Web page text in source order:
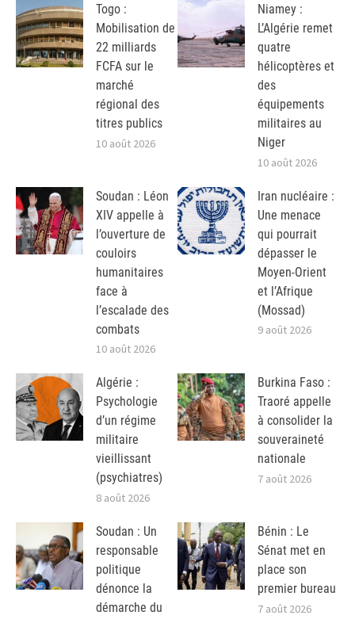
Togo :
Mobilisation de
22 milliards
FCFA sur le
marché
régional des
titres publics
10 août 2026
Niamey :
L’Algérie remet
quatre
hélicoptères et
des
équipements
militaires au
Niger
10 août 2026
Soudan : Léon
XIV appelle à
l’ouverture de
couloirs
humanitaires
face à
l’escalade des
combats
10 août 2026
Iran nucléaire :
Une menace
qui pourrait
dépasser le
Moyen-Orient
et l’Afrique
(Mossad)
9 août 2026
Algérie :
Psychologie
d’un régime
militaire
vieillissant
(psychiatres)
8 août 2026
Burkina Faso :
Traoré appelle
à consolider la
souveraineté
nationale
7 août 2026
Soudan : Un
responsable
politique
dénonce la
démarche du
Bénin : Le
Sénat met en
place son
premier bureau
7 août 2026